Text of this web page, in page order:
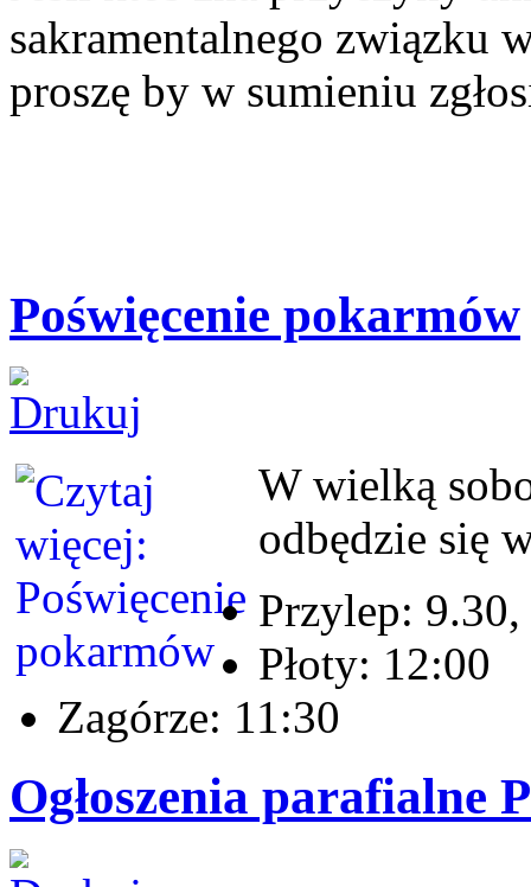
sakramentalnego związku
proszę by w sumieniu
Poświęcenie pokarmów
W wielką
odbędzie się
Przylep:
Płoty: 12:00
Zagórze: 11:30
Ogłoszenia parafialne